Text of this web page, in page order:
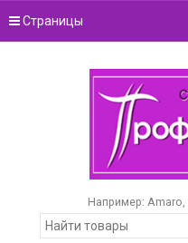
Страницы
Например: Amaro